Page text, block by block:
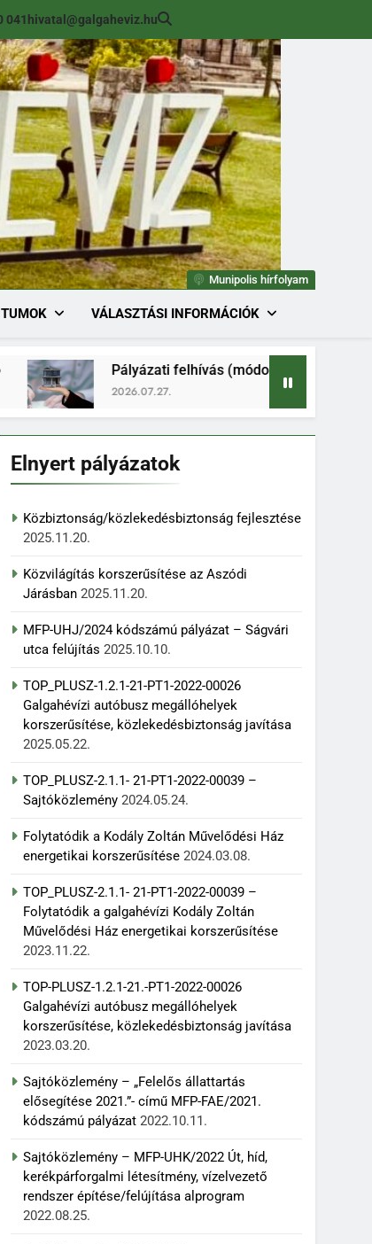
041 hivatal@galgaheviz.hu
Munipolis hírfolyam
VÁLASZTÁSI INFORMÁCIÓK
felhívás (módosított) ingatlan értékesítésre
Elnyert pályázatok
Közbiztonság/közlekedésbiztonság fejlesztése
2025.11.20.
Közvilágítás korszerűsítése az Aszódi
Járásban 2025.11.20.
MFP-UHJ/2024 kódszámú pályázat – Ságvári
utca felújítás 2025.10.10.
TOP_PLUSZ-1.2.1-21-PT1-2022-00026
Galgahévízi autóbusz megállóhelyek
korszerűsítése, közlekedésbiztonság javítása
2025.05.22.
TOP_PLUSZ-2.1.1- 21-PT1-2022-00039 –
Sajtóközlemény 2024.05.24.
Folytatódik a Kodály Zoltán Művelődési Ház
energetikai korszerűsítése 2024.03.08.
TOP_PLUSZ-2.1.1- 21-PT1-2022-00039 –
Folytatódik a galgahévízi Kodály Zoltán
Művelődési Ház energetikai korszerűsítése
2023.11.22.
TOP-PLUSZ-1.2.1-21.-PT1-2022-00026
Galgahévízi autóbusz megállóhelyek
korszerűsítése, közlekedésbiztonság javítása
2023.03.20.
Sajtóközlemény – „Felelős állattartás
elősegítése 2021.”- című MFP-FAE/2021.
kódszámú pályázat 2022.10.11.
Sajtóközlemény – MFP-UHK/2022 Út, híd,
kerékpárforgalmi létesítmény, vízelvezető
rendszer építése/felújítása alprogram
2022.08.25.